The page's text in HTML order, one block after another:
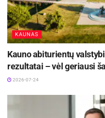
KAUNAS
Kauno abiturientų
rezultatai – vėl geriausi
2026-07-24